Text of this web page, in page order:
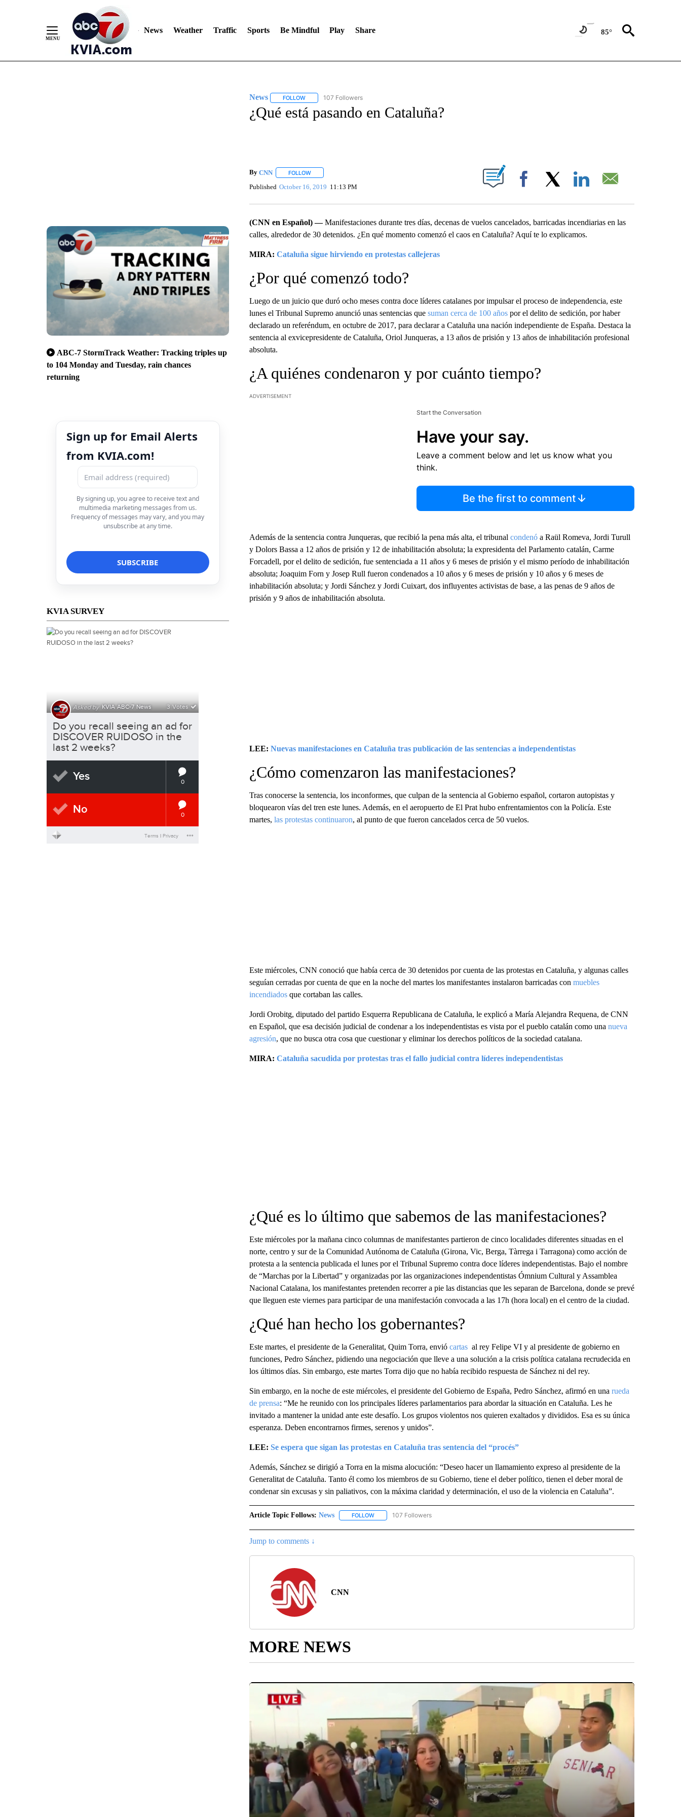
News Weather Traffic Sports Be Mindful Play Share 85°
ABC-7 StormTrack Weather: Tracking triples up
to 104 Monday and Tuesday, rain chances
returning
Sign up for Email Alerts
from KVIA.com!
By signing up, you agree to receive text and
multimedia marketing messages from us.
Frequency of messages may vary, and you may
unsubscribe at any time.
KVIA SURVEY
News FOLLOWFOLLOW "NEWS" TO RECEIVE NOTIFICATIONS ABOUT NEW PAGES ON "NEWS".
107 Followers
¿Qué está pasando en Cataluña?
By CNN FOLLOWFOLLOW "" TO RECEIVE NOTIFICATIONS ABOUT NEW PAGES ON "".
Published October 16, 2019 11:13 PM Facebook
(CNN en Español) —Manifestaciones durante tres días, decenas de vuelos cancelados, barricadas incendiarias en las
calles, alrededor de 30 detenidos. ¿En qué momento comenzó el caos en Cataluña? Aquí te lo explicamos.
MIRA: Cataluña sigue hirviendo en protestas callejeras
¿Por qué comenzó todo?
Luego de un juicio que duró ocho meses contra doce líderes catalanes por impulsar el proceso de independencia, este
lunes el Tribunal Supremo anunció unas sentencias que suman cerca de 100 añospor el delito de sedición, por haber
declarado un referéndum, en octubre de 2017, para declarar a Cataluña una nación independiente de España. Destaca la
sentencia al exvicepresidente de Cataluña, Oriol Junqueras, a 13 años de prisión y 13 años de inhabilitación profesional
absoluta.
¿A quiénes condenaron y por cuánto tiempo?
ADVERTISEMENT
Start the Conversation
Have your say.
Leave a comment below and let us know what you
think.
Be the first to comment
Además de la sentencia contra Junqueras, que recibió la pena más alta, el tribunal condenóa Raül Romeva, Jordi Turull
y Dolors Bassa a 12 años de prisión y 12 de inhabilitación absoluta; la expresidenta del Parlamento catalán, Carme
Forcadell, por el delito de sedición, fue sentenciada a 11 años y 6 meses de prisión y el mismo período de inhabilitación
absoluta; Joaquim Forn y Josep Rull fueron condenados a 10 años y 6 meses de prisión y 10 años y 6 meses de
inhabilitación absoluta; y Jordi Sánchez y Jordi Cuixart, dos influyentes activistas de base, a las penas de 9 años de
prisión y 9 años de inhabilitación absoluta.
LEE: Nuevas manifestaciones en Cataluña tras publicación de las sentencias a independentistas
¿Cómo comenzaron las manifestaciones?
Tras conocerse la sentencia, los inconformes, que culpan de la sentencia al Gobierno español, cortaron autopistas y
bloquearon vías del tren este lunes. Además, en el aeropuerto de El Prat hubo enfrentamientos con la Policía. Este
martes, las protestas continuaron, al punto de que fueron cancelados cerca de 50 vuelos.
Este miércoles, CNN conoció que había cerca de 30 detenidos por cuenta de las protestas en Cataluña, y algunas calles
seguían cerradas por cuenta de que en la noche del martes los manifestantes instalaron barricadas con muebles
incendiadosque cortaban las calles.
Jordi Orobitg, diputado del partido Esquerra Republicana de Cataluña, le explicó a María Alejandra Requena, de CNN
en Español, que esa decisión judicial de condenar a los independentistas es vista por el pueblo catalán como una nueva
agresión, que no busca otra cosa que cuestionar y eliminar los derechos políticos de la sociedad catalana.
MIRA: Cataluña sacudida por protestas tras el fallo judicial contra líderes independentistas
¿Qué es lo último que sabemos de las manifestaciones?
Este miércoles por la mañana cinco columnas de manifestantes partieron de cinco localidades diferentes situadas en el
norte, centro y sur de la Comunidad Autónoma de Cataluña (Girona, Vic, Berga, Tàrrega i Tarragona) como acción de
protesta a la sentencia publicada el lunes por el Tribunal Supremo contra doce líderes independentistas. Bajo el nombre
de “Marchas por la Libertad” y organizadas por las organizaciones independentistas Ómnium Cultural y Assamblea
Nacional Catalana, los manifestantes pretenden recorrer a pie las distancias que les separan de Barcelona, donde se prevé
que lleguen este viernes para participar de una manifestación convocada a las 17h (hora local) en el centro de la ciudad.
¿Qué han hecho los gobernantes?
Este martes, el presidente de la Generalitat, Quim Torra, envió cartasal rey Felipe VI y al presidente de gobierno en
funciones, Pedro Sánchez, pidiendo una negociación que lleve a una solución a la crisis política catalana recrudecida en
los últimos días. Sin embargo, este martes Torra dijo que no había recibido respuesta de Sánchez ni del rey.
Sin embargo, en la noche de este miércoles, el presidente del Gobierno de España, Pedro Sánchez, afirmó en una rueda
de prensa: “Me he reunido con los principales líderes parlamentarios para abordar la situación en Cataluña. Les he
invitado a mantener la unidad ante este desafío. Los grupos violentos nos quieren exaltados y divididos. Esa es su única
esperanza. Deben encontrarnos firmes, serenos y unidos”.
LEE: Se espera que sigan las protestas en Cataluña tras sentencia del “procés”
Además, Sánchez se dirigió a Torra en la misma alocución: “Deseo hacer un llamamiento expreso al presidente de la
Generalitat de Cataluña. Tanto él como los miembros de su Gobierno, tiene el deber político, tienen el deber moral de
condenar sin excusas y sin paliativos, con la máxima claridad y determinación, el uso de la violencia en Cataluña”.
Article Topic Follows: News FOLLOWFOLLOW "NEWS" TO RECEIVE NOTIFICATIONS ABOUT NEW PAGES ON "NEWS".
107 Followers
Jump to comments ↓
CNN
MORE NEWS